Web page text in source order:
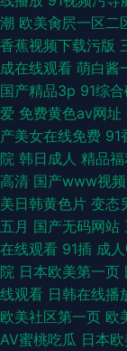
潮 欧美肏屄一区二
香蕉视频下载污版
成在线观看 萌白酱
国产精品3p 91综
爱 免费黄色av网址
产美女在线免费 91
院 韩日成人 精品福
高清 国产www视频
美日韩黄色片 变态
五月 国产无码网站
在线观看 91插 成
院 日本欧美第一页
线观看 日韩在线播
欧美社区第一页 欧
AV蜜桃吃瓜 日本